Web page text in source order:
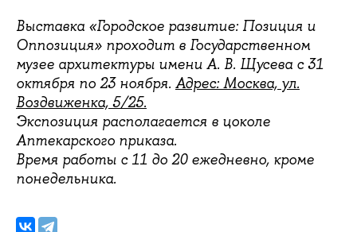
Выставка «Городское развитие: Позиция и
Оппозиция» проходит в Государственном
музее архитектуры имени А. В. Щусева с 31
октября по 23 ноября. Адрес: Москва, ул.
Воздвиженка, 5/25.
Экспозиция располагается в цоколе
Аптекарского приказа.
Время работы с 11 до 20 ежедневно, кроме
понедельника.